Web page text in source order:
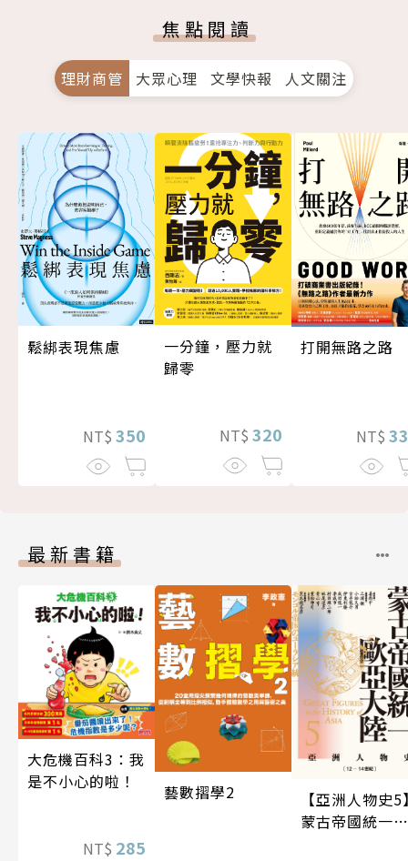
焦點閱讀
理財商管 大眾心理 文學快報 人文關注
鬆綁表現焦慮
NT$ 350
一分鐘，壓力就
歸零
NT$ 320
打開無路之路
NT$
最新書籍
大危機百科3：我
是不小心的啦！
NT$ 285
藝數摺學2
【亞洲人物史5
蒙古帝國統一歐